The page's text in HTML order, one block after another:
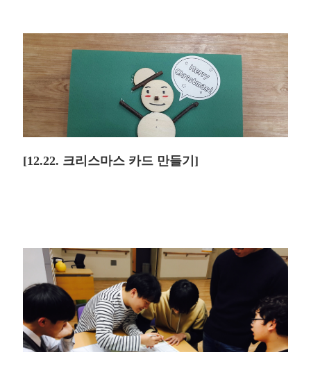
[12.22. 크리스마스 카드 만들기]